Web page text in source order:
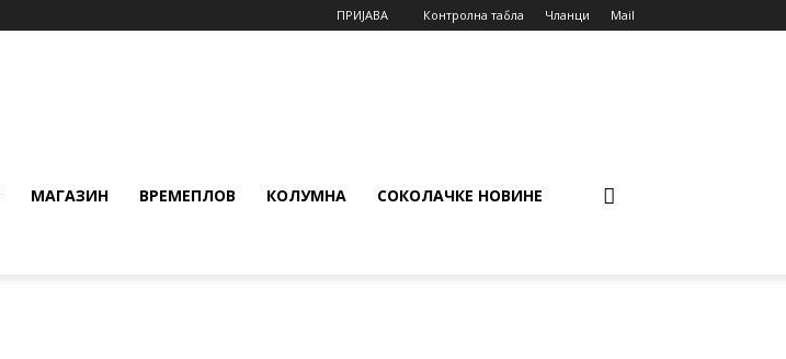
ПРИЈАВА Контролна табла Чланци Mail
МАГАЗИН ВРЕМЕПЛОВ КОЛУМНА СОКОЛАЧКЕ НОВИНЕ